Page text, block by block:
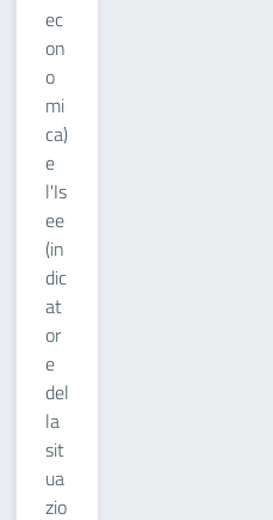
ec
on
o
mi
ca)
e
l'Is
ee
(in
dic
at
or
e
del
la
sit
ua
zio